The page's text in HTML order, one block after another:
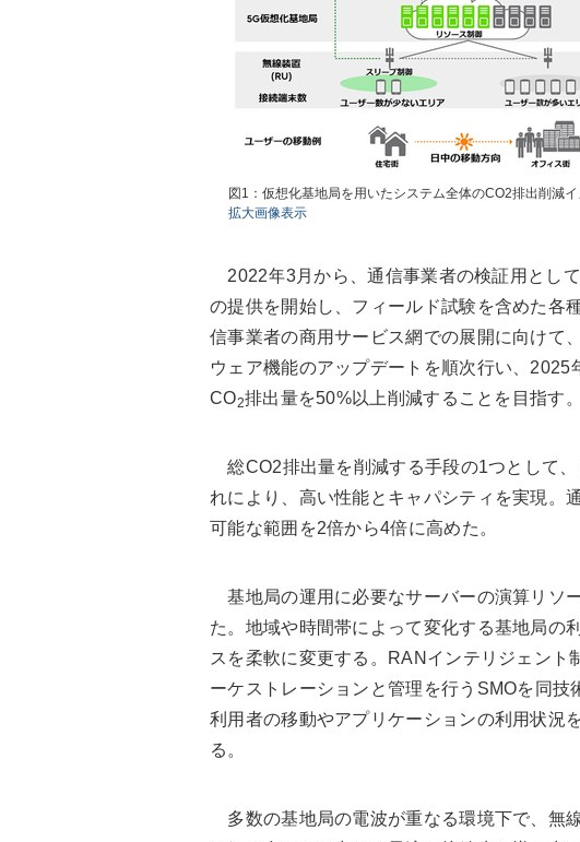
図1：仮想化基地局を用いたシステム全体のCO2排出削減イ
拡大画像表示
2022年3月から、通信事業者の検証用とし
の提供を開始し、フィールド試験を含めた各
信事業者の商用サービス網での展開に向けて
ウェア機能のアップデートを順次行い、
CO2排出量を50%以上削減することを目指す。
総CO2排出量を削減する手段の1つとして
れにより、高い性能とキャパシティを実現。
可能な範囲を2倍から4倍に高めた。
基地局の運用に必要なサーバーの演算リソ
た。地域や時間帯によって変化する基地局の
スを柔軟に変更する。RANインテリジェン
ーケストレーションと管理を行うSMOを同
利用者の移動やアプリケーションの利用状況
る。
多数の基地局の電波が重なる環境下で、無